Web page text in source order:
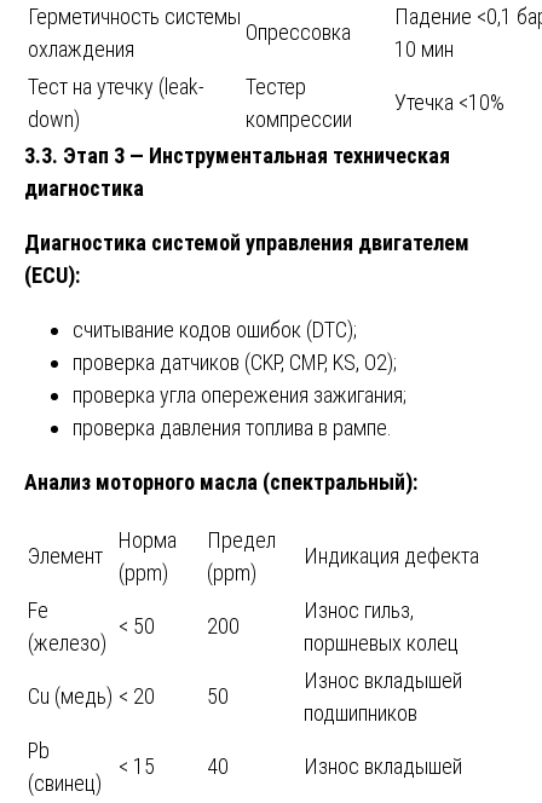
Герметичность системы
охлаждения
Опрессовка
Падение <0,1
10 мин
Тест на утечку (leak-
down)
Тестер
компрессии
Утечка <10%
3.3. Этап 3 — Инструментальная техническая
диагностика
Диагностика системой управления двигателем
(ECU):
считывание кодов ошибок (DTC);
проверка датчиков (CKP, CMP, KS, O2);
проверка угла опережения зажигания;
проверка давления топлива в рампе.
Анализ моторного масла (спектральный):
Элемент
Норма
(ppm)
Предел
(ppm)
Индикация дефекта
Fe
(железо)
< 50 200
Износ гильз,
поршневых колец
Cu (медь) < 20 50
Износ вкладышей
подшипников
Pb
(свинец)
< 15 40 Износ вкладышей